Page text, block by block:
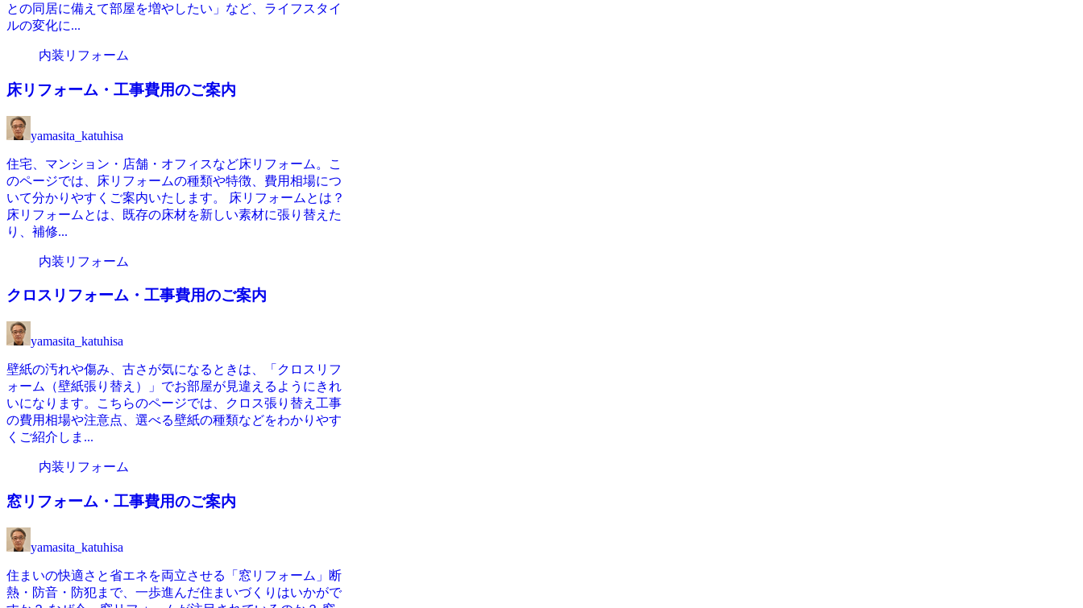
との同居に備えて部屋を増やしたい」など、ライフスタイ
ルの変化に...
内装リフォーム
床リフォーム・工事費用のご案内
yamasita_katuhisa
住宅、マンション・店舗・オフィスなど床リフォーム。こ
のページでは、床リフォームの種類や特徴、費用相場につ
いて分かりやすくご案内いたします。 床リフォームとは？
床リフォームとは、既存の床材を新しい素材に張り替えた
り、補修...
内装リフォーム
クロスリフォーム・工事費用のご案内
yamasita_katuhisa
壁紙の汚れや傷み、古さが気になるときは、「クロスリフ
ォーム（壁紙張り替え）」でお部屋が見違えるようにきれ
いになります。こちらのページでは、クロス張り替え工事
の費用相場や注意点、選べる壁紙の種類などをわかりやす
くご紹介しま...
内装リフォーム
窓リフォーム・工事費用のご案内
yamasita_katuhisa
住まいの快適さと省エネを両立させる「窓リフォーム」断
熱・防音・防犯まで、一歩進んだ住まいづくりはいかがで